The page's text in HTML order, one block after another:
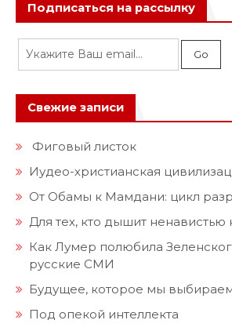
Подписаться на рассылку
Свежие записи
Фиговый листок
Иудео-христианская
От Обамы к Мамдани: цикл
Для тех, кто дышит
Как Лумер полюбила
русские СМИ
Будущее, которое мы
Под опекой интеллекта